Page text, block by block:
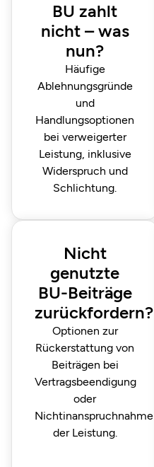
BU zahlt
nicht – was
nun?
Häufige
Ablehnungsgründe
und
Handlungsoptionen
bei verweigerter
Leistung, inklusive
Widerspruch und
Schlichtung.
Nicht
genutzte
BU-Beiträge
zurückfordern?
Optionen zur
Rückerstattung von
Beiträgen bei
Vertragsbeendigung
oder
Nichtinanspruchnahme
der Leistung.